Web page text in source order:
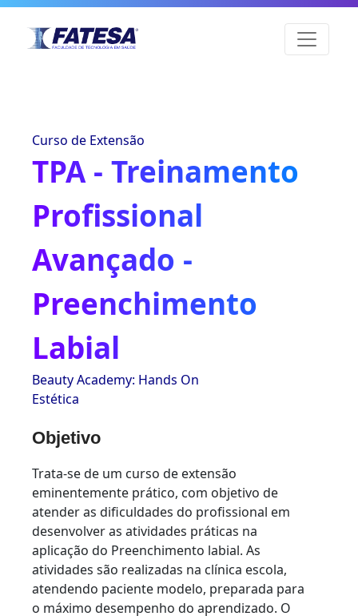
Curso de Extensão
TPA - Treinamento
Profissional
Avançado -
Preenchimento
Labial
Beauty Academy: Hands On
Estética
Objetivo
Trata-se de um curso de extensão
eminentemente prático, com objetivo de
atender as dificuldades do profissional em
desenvolver as atividades práticas na
aplicação do Preenchimento labial. As
atividades são realizadas na clínica escola,
atendendo paciente modelo, preparada para
o máximo desempenho do aprendizado. O